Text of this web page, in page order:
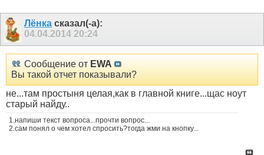
Лёнкасказал(-а):
04.04.2014 20:24
Сообщение от EWA
Вы такой отчет показывали?
не...там простыня целая,как в главной книге...щас ноут
старый найду..
1.напиши текст вопроса...прочти вопрос...
2.сам понял о чем хотел спросить?тогда жми на кнопку...